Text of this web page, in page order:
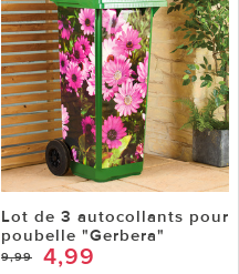
Lot de 3 autocollants pour
poubelle "Gerbera"
9,99 4,99